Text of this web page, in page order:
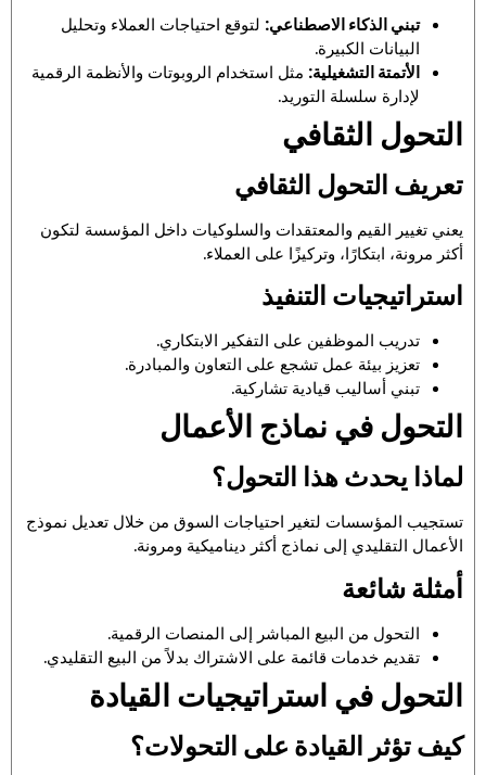
تبني الذكاء الاصطناعي: لتوقع احتياجات العملاء وتحليل
البيانات الكبيرة.
الأتمتة التشغيلية: مثل استخدام الروبوتات والأنظمة الرقمية
لإدارة سلسلة التوريد.
التحول الثقافي
تعريف التحول الثقافي
يعني تغيير القيم والمعتقدات والسلوكيات داخل المؤسسة لتكون
أكثر مرونة، ابتكارًا، وتركيزًا على العملاء.
استراتيجيات التنفيذ
تدريب الموظفين على التفكير الابتكاري.
تعزيز بيئة عمل تشجع على التعاون والمبادرة.
تبني أساليب قيادية تشاركية.
التحول في نماذج الأعمال
لماذا يحدث هذا التحول؟
تستجيب المؤسسات لتغير احتياجات السوق من خلال تعديل نموذج
الأعمال التقليدي إلى نماذج أكثر ديناميكية ومرونة.
أمثلة شائعة
التحول من البيع المباشر إلى المنصات الرقمية.
تقديم خدمات قائمة على الاشتراك بدلاً من البيع التقليدي.
التحول في استراتيجيات القيادة
كيف تؤثر القيادة على التحولات؟